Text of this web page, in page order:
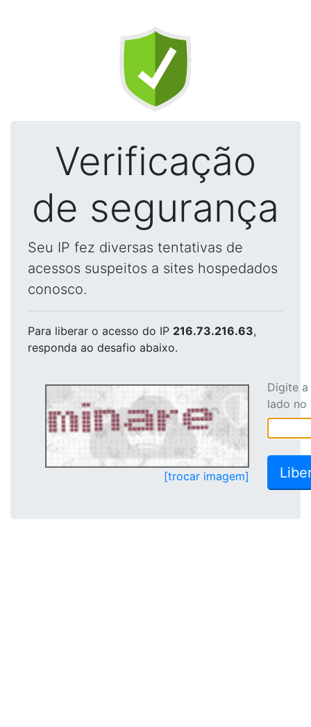
Verificação
de segurança
Seu IP fez diversas tentativas de
acessos suspeitos a sites hospedados
conosco.
Para liberar o acesso do IP 216.73.216.63,
responda ao desafio abaixo.
[trocar imagem]
Digite
lado no